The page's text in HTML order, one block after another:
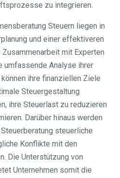
zu integrieren.
Steuern liegen in
und einer effektiveren
mit Experten
umfassende Analyse ihrer
ihre finanziellen Ziele
Steuergestaltung
ihre Steuerlast zu reduzieren
Darüber hinaus werden
steuerliche
Konflikte mit den
Die Unterstützung von
Unternehmen somit die